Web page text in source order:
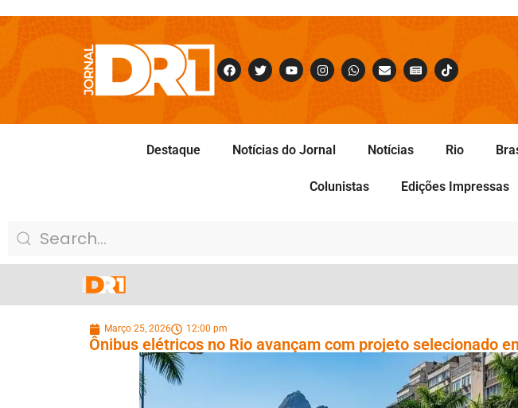
Destaque Notícias do Jornal Notícias Rio
Colunistas Edições Impressas
Março 25, 2026 12:00 pm
Ônibus elétricos no Rio avançam com projeto selecionado